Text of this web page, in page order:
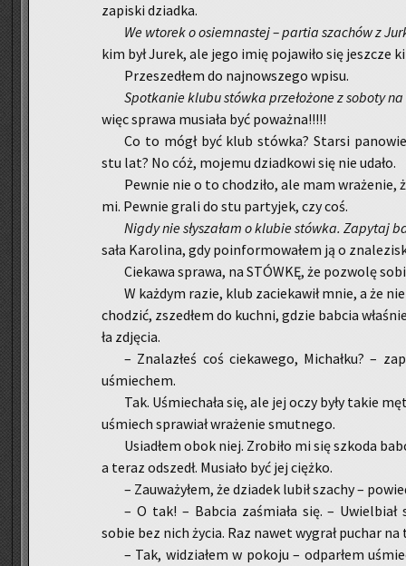
za­pi­ski dziad­ka.
We wto­rek o osiem­na­stej – par­tia sza­chów z
kim był Jurek, ale jego imię po­ja­wi­ło się jesz­cze
Prze­sze­dłem do naj­now­sze­go wpisu.
Spo­tka­nie klubu stów­ka prze­ło­żo­ne z so­bo­ty
więc spra­wa mu­sia­ła być po­waż­na!!!!!
Co to mógł być klub stów­ka? Star­si
stu lat? No cóż, mo­je­mu dziad­ko­wi się nie udało.
Pew­nie nie o to cho­dzi­ło, ale mam
mi. Pew­nie grali do stu par­ty­jek, czy coś.
Nigdy nie sły­sza­łam o klu­bie stów­ka. Za­py­taj
sa­ła Ka­ro­li­na, gdy po­in­for­mo­wa­łem ją o
Cie­ka­wa spra­wa, na STÓW­KĘ, że po­zwo­lę
W każ­dym razie, klub za­cie­ka­wił mnie, a że
cho­dzić, zsze­dłem do kuch­ni, gdzie bab­cia
ła zdję­cia.
– Zna­la­złeś coś cie­ka­we­go, Mi­chał­ku? –
uśmie­chem.
Tak. Uśmie­cha­ła się, ale jej oczy były takie
uśmiech spra­wiał wra­że­nie smut­ne­go.
Usia­dłem obok niej. Zro­bi­ło mi się szko­da
a teraz od­szedł. Mu­sia­ło być jej cięż­ko.
– Za­uwa­ży­łem, że dzia­dek lubił sza­chy –
– O tak! – Bab­cia za­śmia­ła się. – Uwiel­biał
sobie bez nich życia. Raz nawet wy­grał pu­char
– Tak, wi­dzia­łem w po­ko­ju – od­par­łem